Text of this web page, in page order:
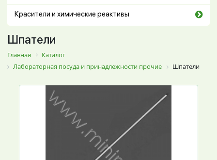
Красители и химические реактивы
Шпатели
Главная
Каталог
Лабораторная посуда и принадлежности прочие
Шпатели